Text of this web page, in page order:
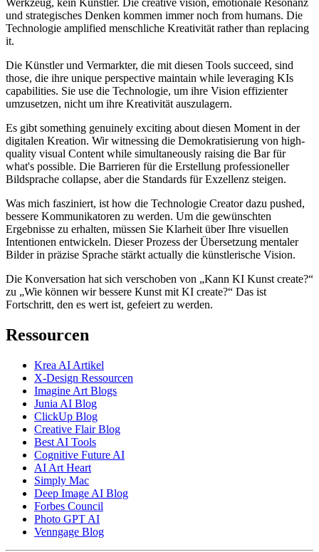
Werkzeug, kein Künstler. Die creative vision, emotionale Resonanz
und strategisches Denken kommen immer noch from humans. Die
Technologie amplified menschliche Kreativität rather than replacing
it.
Die Künstler und Vermarkter, die mit diesen Tools succeed, sind
those, die ihre unique perspective maintain while leveraging KIs
capabilities. Sie use die Technologie, um ihre Vision effizienter
umzusetzen, nicht um ihre Kreativität auszulagern.
Es gibt something genuinely exciting about diesen Moment in der
digitalen Kreation. Wir witnessing die Demokratisierung von high-
quality visual Content while simultaneously raising die Bar für
what's possible. Die Barrieren für die Erstellung professioneller
Bildsprache collapse, aber die Standards für Exzellenz steigen.
Was mich fasziniert, ist how die Technologie Creator dazu pushed,
bessere Kommunikatoren zu werden. Um die gewünschten
Ergebnisse zu erhalten, müssen Sie Klarheit über Ihre visuellen
Intentionen entwickeln. Dieser Prozess der Übersetzung mentaler
Bilder in präzise Sprache stärkt actually die künstlerische Vision.
Die Konversation hat sich verschoben von „Kann KI Kunst create?“
zu „Wie können wir bessere Kunst mit KI create?“ Das ist
Fortschritt, den es wert ist, gefeiert zu werden.
Ressourcen
Krea AI Artikel
X-Design Ressourcen
Imagine Art Blogs
Junia AI Blog
ClickUp Blog
Creative Flair Blog
Best AI Tools
Cognitive Future AI
AI Art Heart
Simply Mac
Deep Image AI Blog
Forbes Council
Photo GPT AI
Venngage Blog